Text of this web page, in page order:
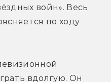
войн». Весь
по ходу
вдолгую. Он